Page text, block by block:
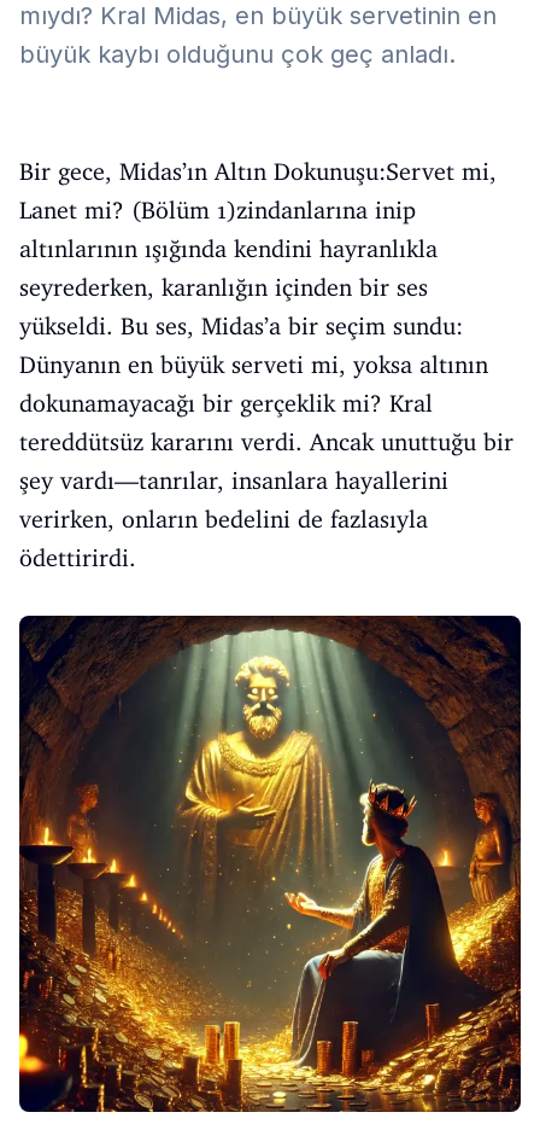
mıydı? Kral Midas, en büyük servetinin en
büyük kaybı olduğunu çok geç anladı.
Bir gece, Midas’ın Altın Dokunuşu:Servet mi,
Lanet mi? (Bölüm 1)zindanlarına inip
altınlarının ışığında kendini hayranlıkla
seyrederken, karanlığın içinden bir ses
yükseldi. Bu ses, Midas’a bir seçim sundu:
Dünyanın en büyük serveti mi, yoksa altının
dokunamayacağı bir gerçeklik mi? Kral
tereddütsüz kararını verdi. Ancak unuttuğu bir
şey vardı—tanrılar, insanlara hayallerini
verirken, onların bedelini de fazlasıyla
ödettirirdi.